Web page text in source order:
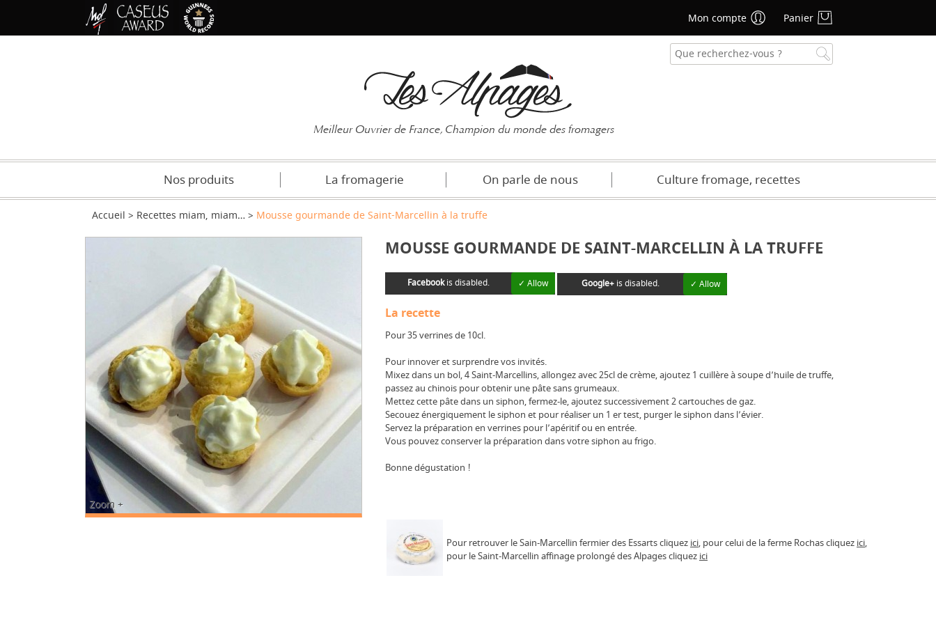
Meilleur Ouvrier de France, Champion du monde des fromagers
Nos produits La fromagerie On parle de nous Culture fromage, recettes
Accueil Recettes miam, miam… Mousse gourmande de Saint-Marcellin à la truffe
Zoom +
MOUSSE GOURMANDE DE SAINT-MARCELLIN À LA TRUFFE
Facebookis disabled. ✓ Allow Google+is disabled. ✓ Allow
La recette
Pour 35 verrines de 10cl.
Pour innover et surprendre vos invités.
Mixez dans un bol, 4 Saint-Marcellins, allongez avec 25cl de crème, ajoutez 1 cuillère à soupe d’huile de truffe,
passez au chinois pour obtenir une pâte sans grumeaux.
Mettez cette pâte dans un siphon, fermez-le, ajoutez successivement 2 cartouches de gaz.
Secouez énergiquement le siphon et pour réaliser un 1 er test, purger le siphon dans l’évier.
Servez la préparation en verrines pour l’apéritif ou en entrée.
Vous pouvez conserver la préparation dans votre siphon au frigo.
Bonne dégustation !
Pour retrouver le Sain-Marcellin fermier des Essarts cliquez ici, pour celui de la ferme Rochas cliquez ici,
pour le Saint-Marcellin affinage prolongé des Alpages cliquez ici
Mon compte Panier